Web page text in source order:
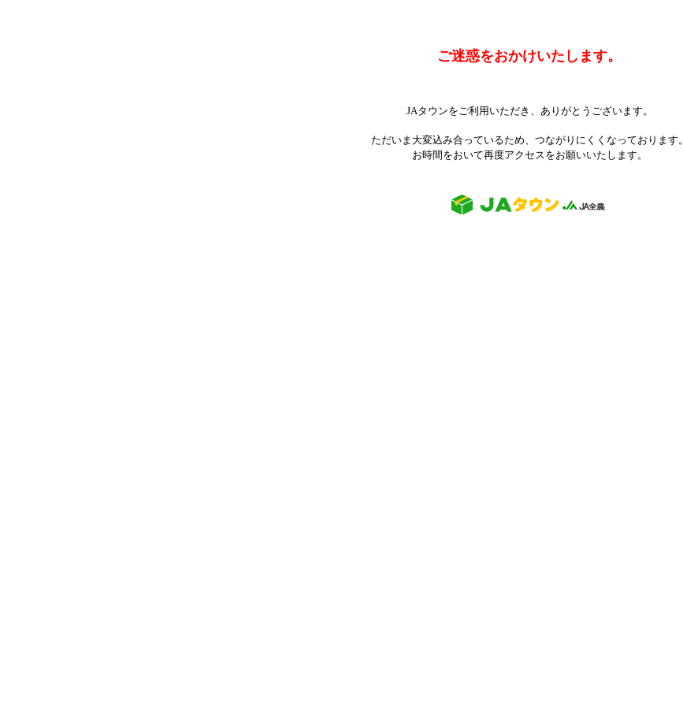
ご迷惑をおかけいたします。
JAタウンをご利用いただき、ありがとうございます。
ただいま大変込み合っているため、つながりにくくなっております。
お時間をおいて再度アクセスをお願いいたします。